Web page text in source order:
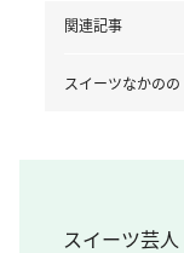
関連記事
スイーツなかのの
スイーツ芸